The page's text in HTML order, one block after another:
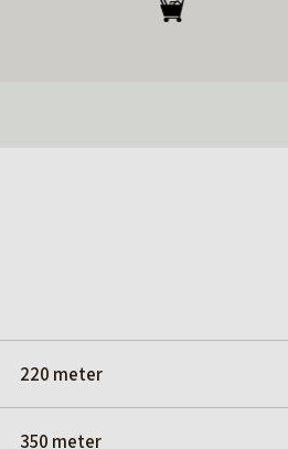
rechten worden ontleend.
220 meter
350 meter